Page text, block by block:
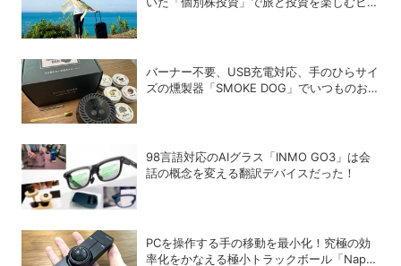
バーナー不要、USB充電対応、手のひらサイ
ズの燻製器「SMOKE DOG」でいつものお
98言語対応のAIグラス「INMO GO3」は会
話の概念を変える翻訳デバイスだった！
PCを操作する手の移動を最小化！究極の効
率化をかなえる極小トラックボール「Nape